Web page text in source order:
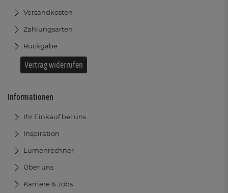
Versandkosten
Zahlungsarten
Rückgabe
Vertrag widerrufen
Informationen
Ihr Einkauf bei uns
Inspiration
Lumenrechner
Über uns
Karriere & Jobs